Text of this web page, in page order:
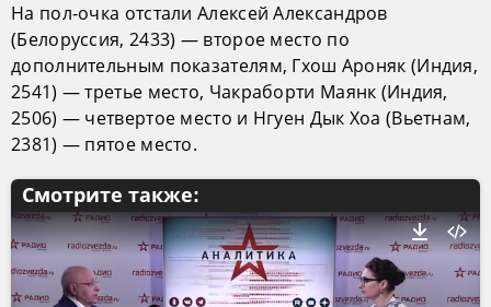
На пол-очка отстали Алексей Александров
(Белоруссия, 2433) — второе место по
дополнительным показателям, Гхош Ароняк (Индия,
2541) — третье место, Чакраборти Маянк (Индия,
2506) — четвертое место и Нгуен Дык Хоа (Вьетнам,
2381) — пятое место.
Смотрите также: